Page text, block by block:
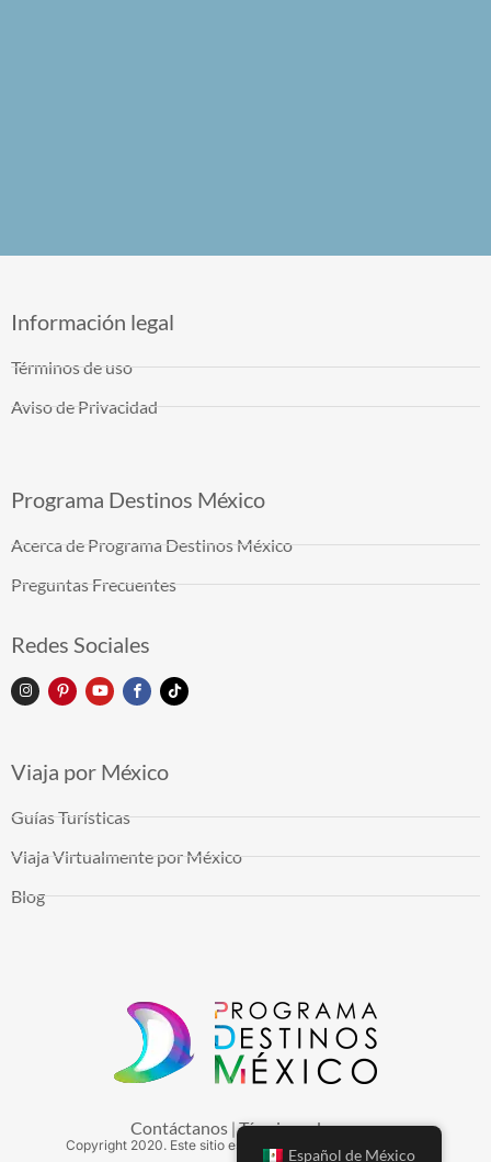
Información legal
Términos de uso
Aviso de Privacidad
Programa Destinos México
Acerca de Programa Destinos México
Preguntas Frecuentes
Redes Sociales
Viaja por México
Guías Turísticas
Viaja Virtualmente por México
Blog
Contáctanos |Términos de uso
Copyright 2020. Este sitio es mantenido por Arduinna, S.A.
Español de México